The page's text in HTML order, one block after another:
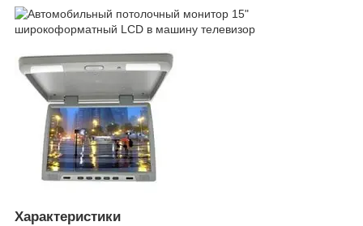
Характеристики